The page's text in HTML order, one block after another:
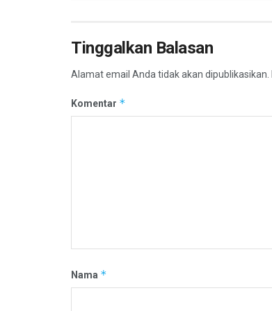
Tinggalkan Balasan
Alamat email Anda tidak akan dipublikasikan.
Komentar *
Nama *